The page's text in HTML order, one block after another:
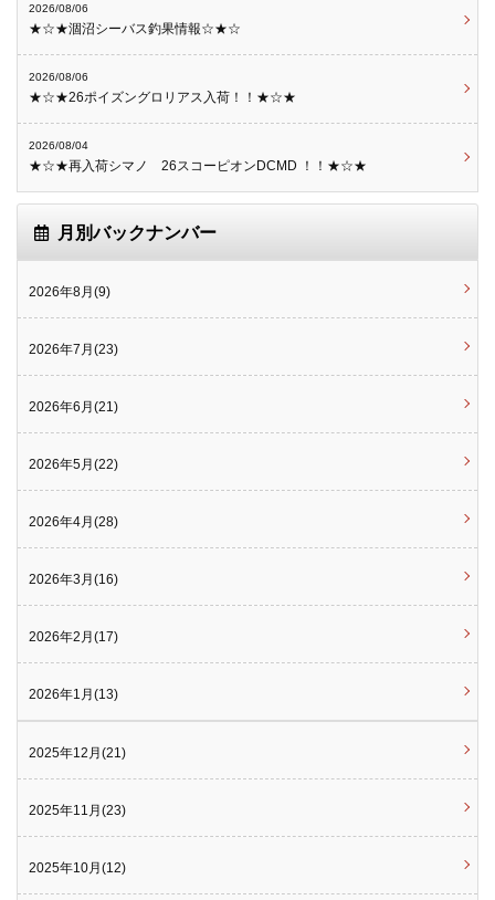
2026/08/06
★☆★涸沼シーバス釣果情報☆★☆
2026/08/06
★☆★26ポイズングロリアス入荷！！★☆★
2026/08/04
★☆★再入荷シマノ 26スコーピオンDCMD ！！★☆★
月別バックナンバー
2026年8月(9)
2026年7月(23)
2026年6月(21)
2026年5月(22)
2026年4月(28)
2026年3月(16)
2026年2月(17)
2026年1月(13)
2025年12月(21)
2025年11月(23)
2025年10月(12)